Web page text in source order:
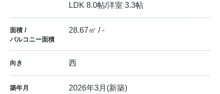
LDK 8.0帖/洋室 3.3帖
面積 /
バルコニー面積
28.67㎡ / -
向き 西
築年月 2026年3月(新築)